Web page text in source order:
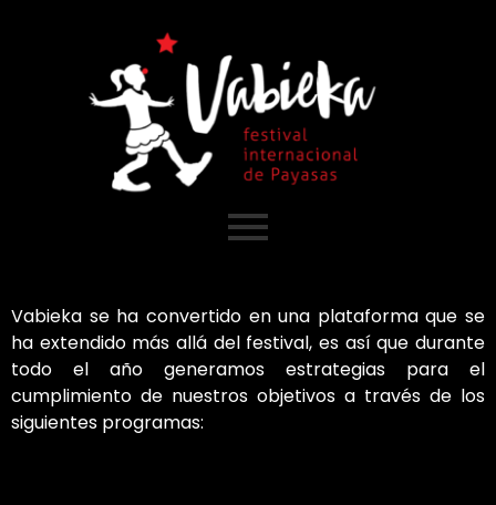
Vabieka se ha convertido en una plataforma que se
ha extendido más allá del festival, es así que durante
todo el año generamos estrategias para el
cumplimiento de nuestros objetivos a través de los
siguientes programas: